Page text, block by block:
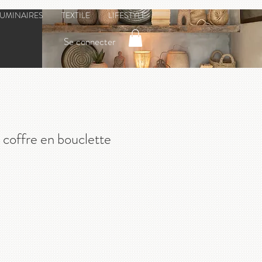
TEXTILE LIFESTYLE
Se connecter
en bouclette